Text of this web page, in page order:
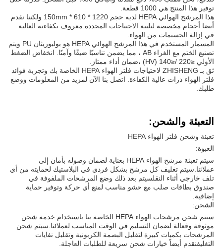
توفير هذا المنتج هي 1000 قطعة.
هذا المرشح الهوائي HEPA لديه حجم 1220 * 610 * 150mm ولكننا نقدم
أيضا أحجام مخصصة لتلبية الاحتياجات المحددة.معروف بكفاءته العالية
في إزالة الجسيمات من الهواء.
المسمار المستخدم في هذا المرشح الهوائي HEPA هو بوليوريثان PU ويتم
تصنيع الختم مع الغراء AB ، مما يضمن تناسبًا ضيقًا وآمنًا. انخفاض الضغط
الأولي ≤220 /≤140 (HV) ،ضمان أداء ممتاز.
ثق بـ ZHISHENG لاحتياجات فلتر الهواء HEPA الخاصة بك وتجربة فوائد
فلتر الهواء ذرات عالية الكفاءة. اتصل بنا الآن لمزيد من المعلومات ووضع
طلبك.
التعبئة والشحن:
تعبئة وشحن فلتر الهواء HEPA
العبوة:
سيتم تعبئة مرشح الهواء HEPA بعناية لضمان وصوله بأمان إلى
عملائنا.سيتم تغليف كل مرشح بشكل فردي في البلاستيك لحمايته من أي
تلف خارجي أثناء النقلسيتم بعد ذلك وضع المرشحات الملفوفة في
صندوق بطاقات صلب مع حشو مناسب لمنع أي حركة وتوفير حماية
إضافية.
الشحن:
سيتم شحن مرشحات الهواء HEPA الخاصة بنا باستخدام خدمة شحن
موثوقة وفعالة لضمان التسليم في الوقت المناسب لعملائنا.سيتم شحن
المرشحات بكميات كبيرة لتقليل البصمة الكربونية وتقليل نفايات
التغليفنقدم أيضاً خيارات شحن سريعة للطلبات العاجلة.